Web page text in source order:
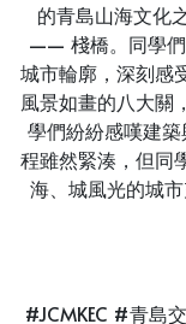
的青島山海文化
—— 棧橋。同學們
城市輪廓，深刻感
風景如畫的八大關
學們紛紛感嘆建
程雖然緊湊，但同
海、城風光的城
#JCMKEC #青島